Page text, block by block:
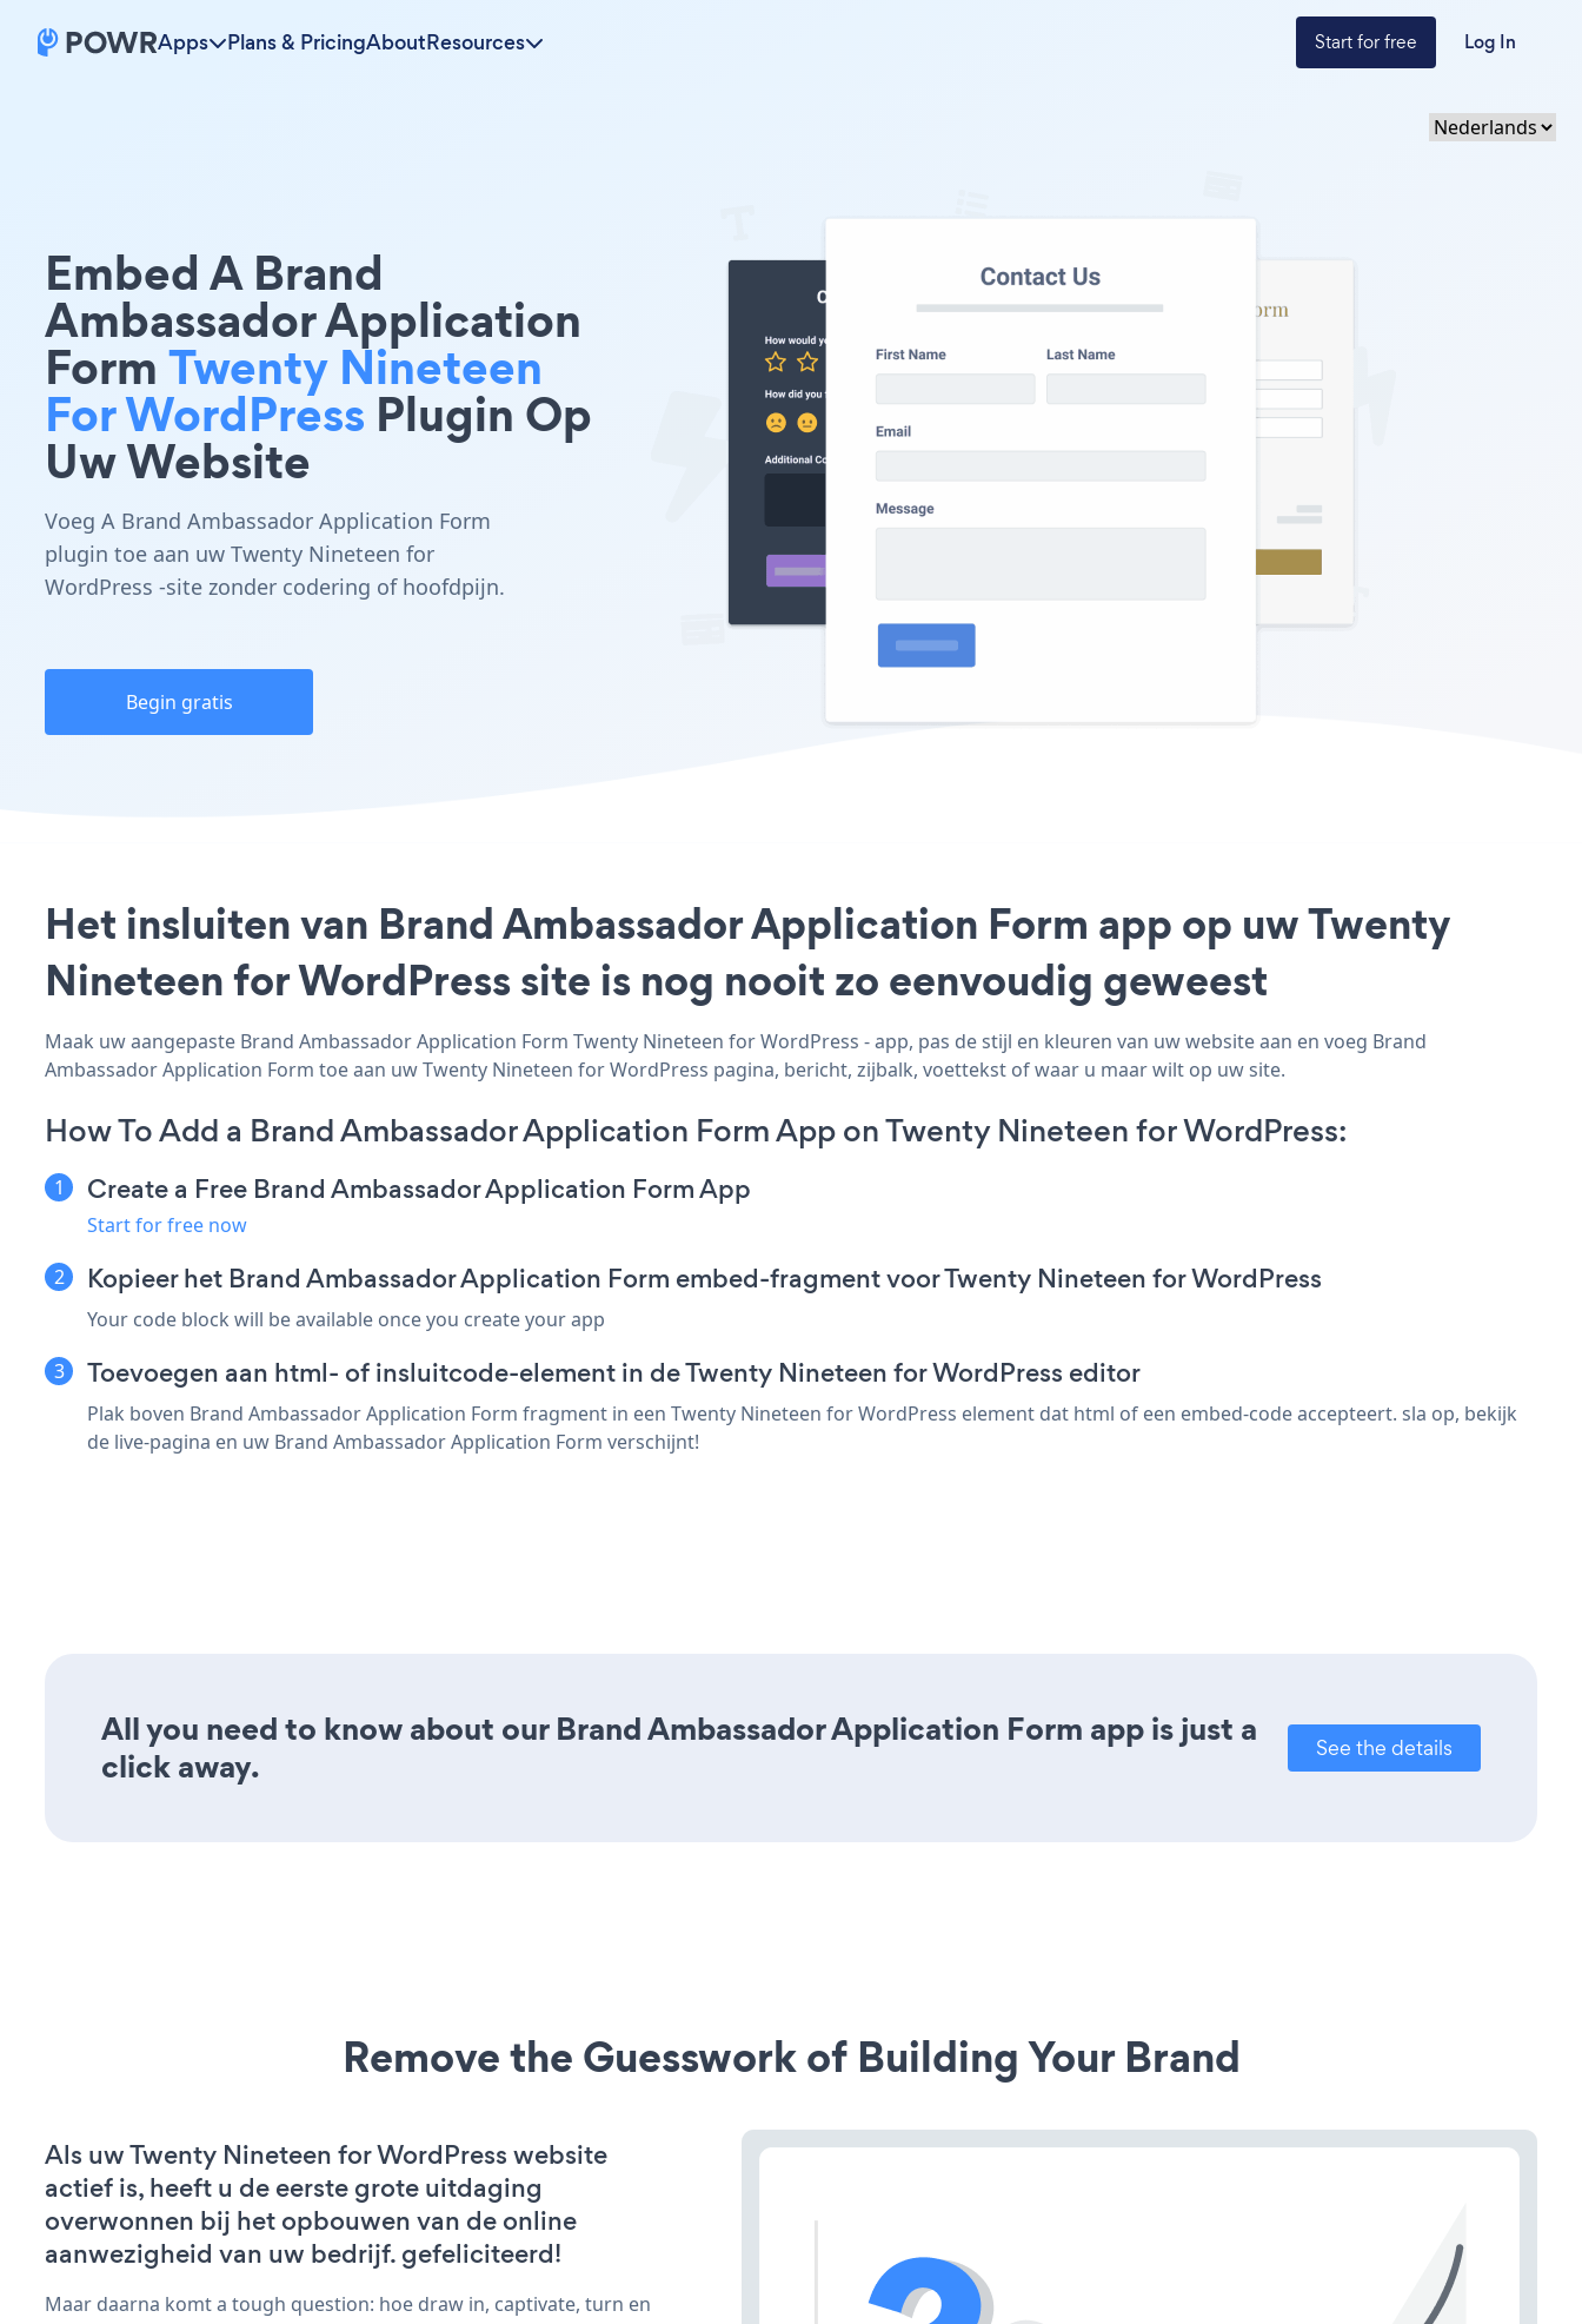
Apps Plans & PricingAboutResources Start for free Log In
Embed A Brand
Ambassador Application
FormTwenty Nineteen
For WordPress Plugin Op
Uw Website
Voeg A Brand Ambassador Application Form
plugin toe aan uw Twenty Nineteen for
WordPress -site zonder codering of hoofdpijn.
Begin gratis
Het insluiten van Brand Ambassador Application Form app op uw Twenty
Nineteen for WordPress site is nog nooit zo eenvoudig geweest
Maak uw aangepaste Brand Ambassador Application Form Twenty Nineteen for WordPress - app, pas de stijl en kleuren van uw website aan en voeg Brand
Ambassador Application Form toe aan uw Twenty Nineteen for WordPress pagina, bericht, zijbalk, voettekst of waar u maar wilt op uw site.
How To Add a Brand Ambassador Application Form App on Twenty Nineteen for WordPress:
Create a Free Brand Ambassador Application Form App
Start for free now
Kopieer het Brand Ambassador Application Form embed-fragment voor Twenty Nineteen for WordPress
Your code block will be available once you create your app
Toevoegen aan html- of insluitcode-element in de Twenty Nineteen for WordPress editor
Plak boven Brand Ambassador Application Form fragment in een Twenty Nineteen for WordPress element dat html of een embed-code accepteert. sla op, bekijk
de live-pagina en uw Brand Ambassador Application Form verschijnt!
All you need to know about our Brand Ambassador Application Form app is just a
click away.
See the details
Remove the Guesswork of Building Your Brand
Als uw Twenty Nineteen for WordPress website
actief is, heeft u de eerste grote uitdaging
overwonnen bij het opbouwen van de online
aanwezigheid van uw bedrijf. gefeliciteerd!
Maar daarna komt a tough question: hoe draw in, captivate, turn en